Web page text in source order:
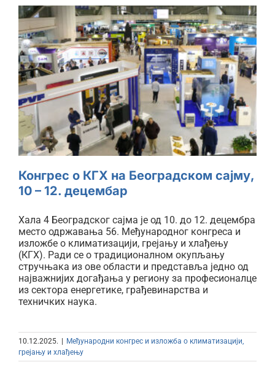
ћир
Конгрес о КГХ на Београдском
сајму, 10 – 12. децембар
Конгрес о КГХ на Београдском сајму,
10 – 12. децембар
Хала 4 Београдског сајма је од 10. до 12. децембра
место одржавања 56. Међународног конгреса и
изложбе о климатизацији, грејању и хлађењу
(КГХ). Ради се о традиционалном окупљању
стручњака из ове области и представља једно од
најважнијих догађања у региону за професионалце
из сектора енергетике, грађевинарства и
техничких наука.
10.12.2025.
Међународни конгрес и изложбa о климатизацији,
грејању и хлађењу